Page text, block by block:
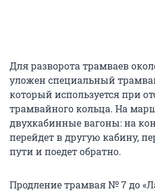
Для разворота трамваев
уложен специальный
который используется при
трамвайного кольца. На
двухкабинные вагоны: на
перейдет в другую кабину,
пути и поедет обратно.
Продление трамвая № 7 до